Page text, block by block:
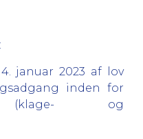
januar 2023 af lov
inden for
(klage- og